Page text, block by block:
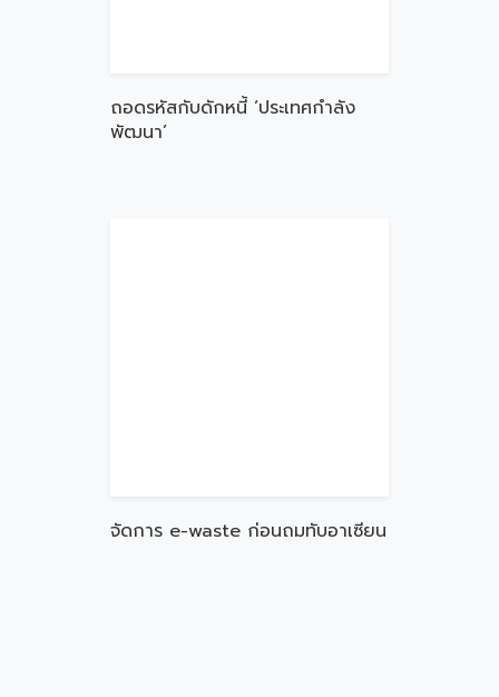
ถอดรหัสกับดักหนี้ ‘ประเทศกำลัง
พัฒนา’
จัดการ e-waste ก่อนถมทับอาเซียน